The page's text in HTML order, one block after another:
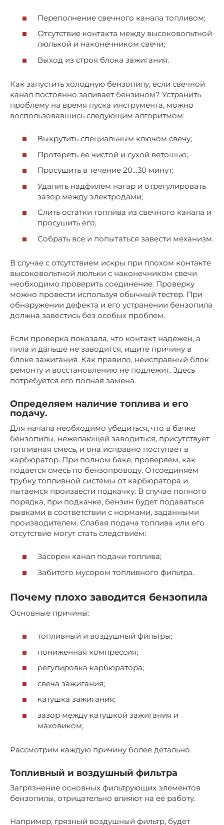
Переполнение свечного канала топливом;
Отсутствие контакта между высоковольтной
люлькой и наконечником свечи;
Выход из строя блока зажигания.
Как запустить холодную бензопилу, если свечной
канал постоянно заливает бензином? Устранить
проблему на время пуска инструмента, можно
воспользовавшись следующим алгоритмом:
Выкрутить специальным ключом свечу;
Протереть ее чистой и сухой ветошью;
Просушить в течение 20…30 минут;
Удалить надфилем нагар и отрегулировать
зазор между электродами;
Слить остатки топлива из свечного канала и
просушить его;
Собрать все и попытаться завести механизм.
В случае с отсутствием искры при плохом контакте
высоковольтной люльки с наконечником свечи
необходимо проверить соединение. Проверку
можно провести используя обычный тестер. При
обнаружении дефекта и его устранении бензопила
должна завестись без особых проблем.
Если проверка показала, что контакт надежен, а
пила и дальше не заводится, ищите причину в
блоке зажигания. Как правило, неисправный блок
ремонту и восстановлению не подлежит. Здесь
потребуется его полная замена.
Определяем наличие топлива и его
подачу.
Для начала необходимо убедиться, что в бачке
бензопилы, нежелающей заводиться, присутствует
топливная смесь, и она исправно поступает в
карбюратор. При полном баке, проверяем, как
подается смесь по бензопроводу. Отсоединяем
трубку топливной системы от карбюратора и
пытаемся произвести подкачку. В случае полного
порядка, при подкачке, бензин будет подаваться
рывками в соответствии с нормами, заданными
производителем. Слабая подача топлива или его
отсутствие могут стать следствием:
Засорен канал подачи топлива;
Забитого мусором топливного фильтра.
Почему плохо заводится бензопила
Основные причины:
топливный и воздушный фильтры;
пониженная компрессия;
регулировка карбюратора;
свеча зажигания;
катушка зажигания;
зазор между катушкой зажигания и
маховиком;
Рассмотрим каждую причину более детально.
Топливный и воздушный фильтра
Загрязнение основных фильтрующих элементов
бензопилы, отрицательно влияют на её работу.
Например, грязный воздушный фильтр, будет